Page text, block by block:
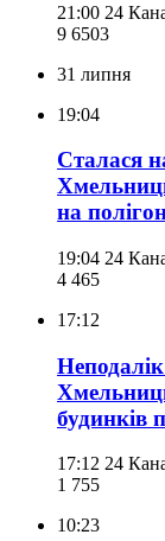
21:00 24
9 6503
31 липня
19:04
Сталася
на
19:04 24
4 465
17:12
будинків
17:12 24
1 755
10:23